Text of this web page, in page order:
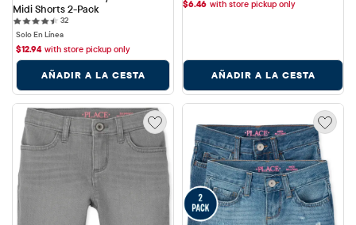
Midi Shorts 2-Pack
3232 reviews
Solo En Línea
$12.94 with store pickup only
AÑADIR A LA CESTA
$6.46 with store pickup only
AÑADIR A LA CESTA